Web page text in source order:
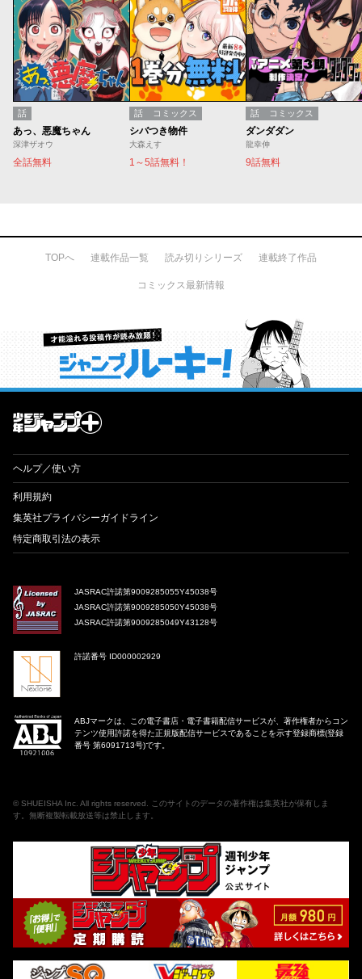
話
あっ、悪魔ちゃん
深津ザオウ
全話無料
話 コミックス
シバつき物件
大森えす
1～5話無料！
話 コミックス
ダンダダン
龍幸伸
9話無料
TOPへ 連載作品一覧 読み切りシリーズ 連載終了作品
コミックス最新情報
才能溢れる投稿作が読み放題！ ジャンプルーキー！
ヘルプ／使い方
利用規約
集英社プライバシーガイドライン
特定商取引法の表示
JASRAC許諾第9009285055Y45038号
JASRAC許諾第9009285050Y45038号
JASRAC許諾第9009285049Y43128号
許諾番号 ID000002929
ABJマークは、この電子書店・電子書籍配信サービスが、著作権者からコン
テンツ使用許諾を得た正規版配信サービスであることを示す登録商標(登録
番号 第6091713号)です。
© SHUEISHA Inc . All rights reserved. このサイトのデータの著作権は集英社が保有しま
す。無断複製転載放送等は禁止します。